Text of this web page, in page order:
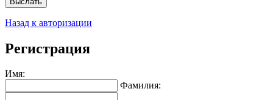
Назад к авторизации
Регистрация
Имя:
Фамилия: